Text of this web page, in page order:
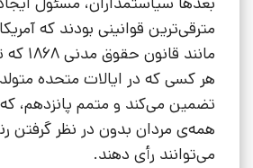
مترقی‌ترین قوانینی بودند که
مانند
هر کسی که در ایالات متحده
تضمین می‌کند و متمم پانزدهم،
همه‌ی مردان بدون در نظر گرفتن
می‌توانند رأی دهند.